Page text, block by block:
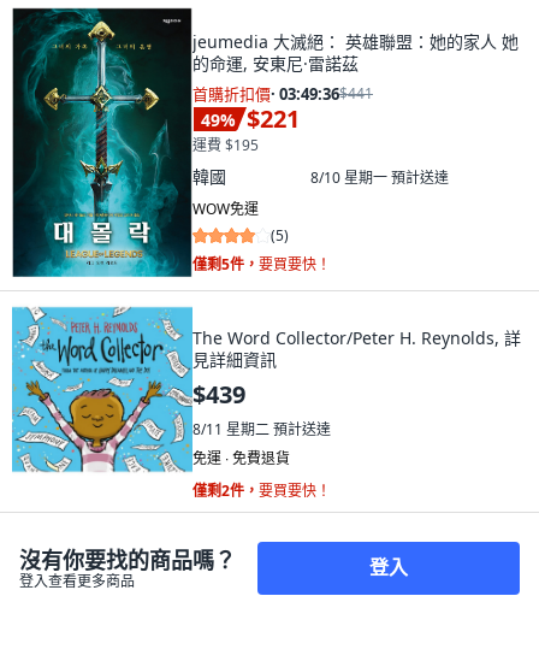
jeumedia 大滅絕： 英雄聯盟：她的家人 她
的命運, 安東尼·雷諾茲
首購折扣價· 03:49:34$441
49% $221
運費 $195
韓國 8/10 星期一預計送達
WOW免運
(5)
僅剩5件， 要買要快！
The Word Collector/Peter H. Reynolds, 詳
見詳細資訊
$439
8/11 星期二預計送達
免運 ∙ 免費退貨
僅剩2件， 要買要快！
沒有你要找的商品嗎？
登入查看更多商品 登入